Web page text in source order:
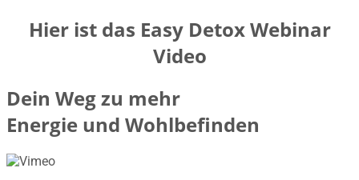
Hier ist das Easy Detox Webinar
Video
Dein Weg zu mehr
Energie und Wohlbefinden